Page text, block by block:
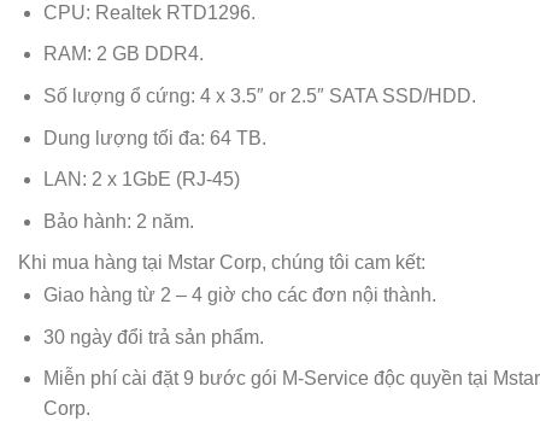
CPU: Realtek RTD1296.
RAM: 2 GB DDR4.
Số lượng ổ cứng: 4 x 3.5″ or 2.5″ SATA SSD/HDD.
Dung lượng tối đa: 64 TB.
LAN: 2 x 1GbE (RJ-45)
Bảo hành: 2 năm.
Khi mua hàng tại Mstar Corp, chúng tôi cam kết:
Giao hàng từ 2 – 4 giờ cho các đơn nội thành.
30 ngày đổi trả sản phẩm.
Miễn phí cài đặt 9 bước gói M-Service độc quyền tại Mstar
Corp.